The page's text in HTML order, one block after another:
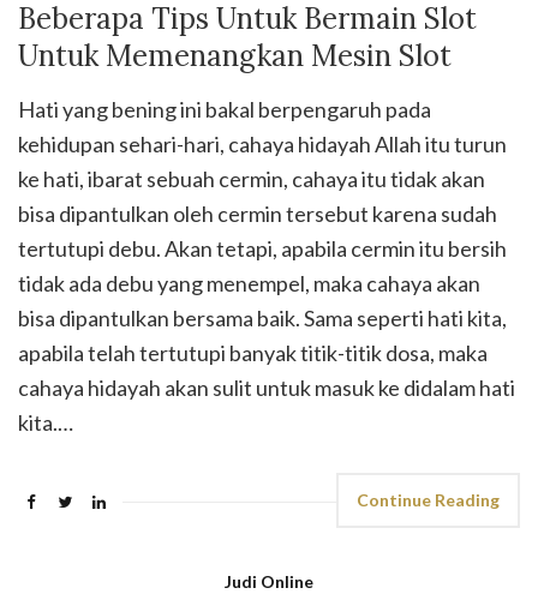
Beberapa Tips Untuk Bermain Slot
Untuk Memenangkan Mesin Slot
Hati yang bening ini bakal berpengaruh pada
kehidupan sehari-hari, cahaya hidayah Allah itu turun
ke hati, ibarat sebuah cermin, cahaya itu tidak akan
bisa dipantulkan oleh cermin tersebut karena sudah
tertutupi debu. Akan tetapi, apabila cermin itu bersih
tidak ada debu yang menempel, maka cahaya akan
bisa dipantulkan bersama baik. Sama seperti hati kita,
apabila telah tertutupi banyak titik-titik dosa, maka
cahaya hidayah akan sulit untuk masuk ke didalam hati
kita.…
Continue Reading
Judi Online